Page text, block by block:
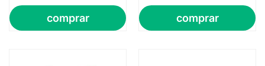
comprar comprar